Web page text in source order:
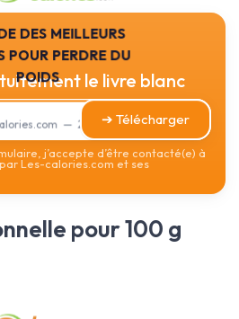
des meilleurs
pour perdre du
poids
— 2026
le livre blanc
➔ Télécharger
j’accepte d’être contacté(e) à
Les-calories.com et ses
pour 100 g